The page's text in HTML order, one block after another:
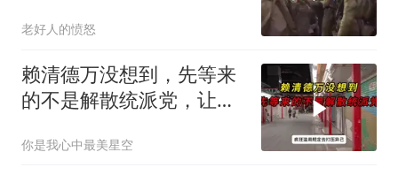
老好人的愤怒
赖清德万没想到，先等来
的不是解散统派党，让民
你是我心中最美星空